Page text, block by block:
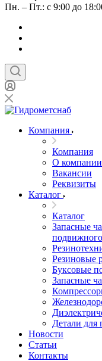
Пн. – Пт.: с 9:00 до
Компания
Компания
О компании
Вакансии
Реквизиты
Каталог
Каталог
Запасные
подвижного
Резиновые
Буксовые
Запасные
Детали для
Новости
Статьи
Контакты